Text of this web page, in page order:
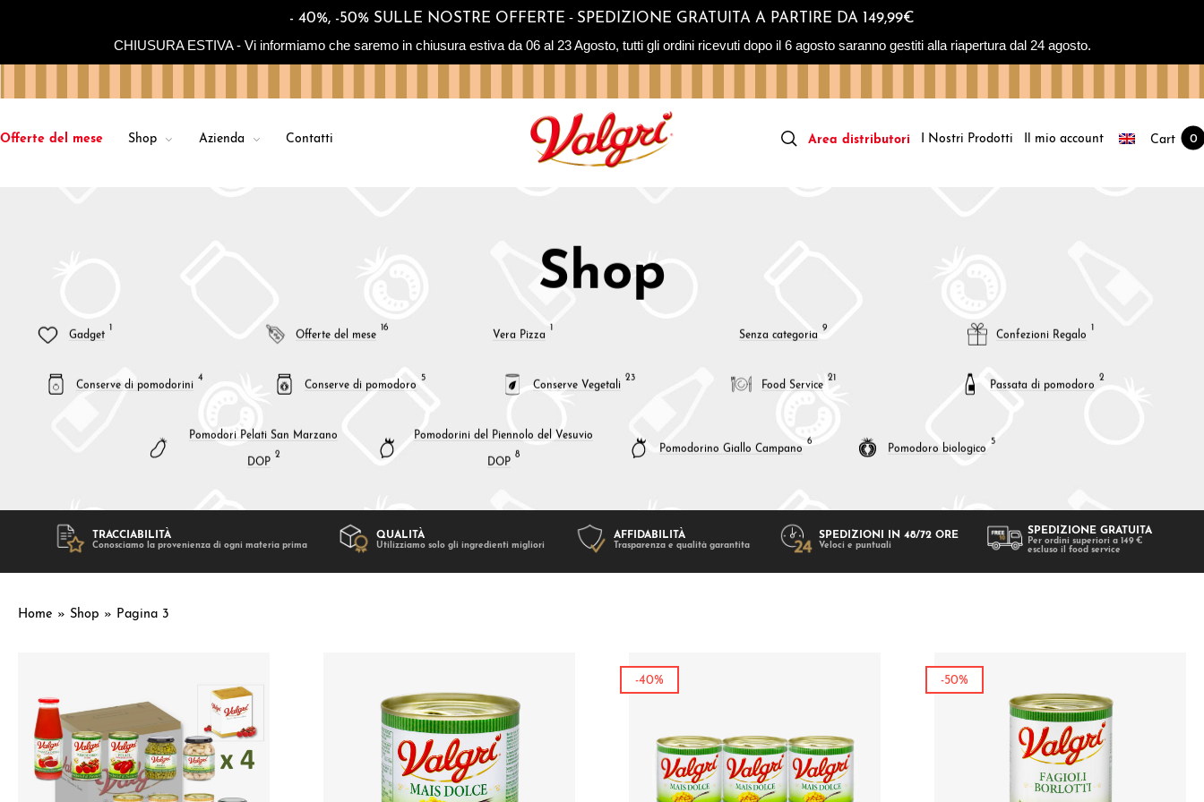
- 40%, -50% SULLE NOSTRE OFFERTE - SPEDIZIONE GRATUITA A PARTIRE DA 149,99€
CHIUSURA ESTIVA - Vi informiamo che saremo in chiusura estiva da 06 al 23 Agosto, tutti gli ordini ricevuti dopo il 6 agosto saranno gestiti alla riapertura dal 24 agosto.
Offerte del mese Shop Azienda Contatti Area distributori I Nostri Prodotti Il mio account Cart 0
Shop
Gadget
1
Offerte del mese
16
Vera Pizza
1
Senza categoria
9
Confezioni Regalo
1
Conserve di pomodorini
4
Conserve di pomodoro
5
Conserve Vegetali
23
Food Service
21
Passata di pomodoro
2
Pomodori Pelati San Marzano
DOP
2
Pomodorini del Piennolo del Vesuvio
DOP
8
Pomodorino Giallo Campano
6
Pomodoro biologico
5
TRACCIABILITÀ
Conosciamo la provenienza di ogni materia prima
QUALITÀ
Utilizziamo solo gli ingredienti migliori
AFFIDABILITÀ
Trasparenza e qualità garantita
SPEDIZIONI IN 48/72 ORE
Veloci e puntuali
SPEDIZIONE GRATUITA
Per ordini superiori a 149 €
escluso il food service
Home » Shop » Pagina 3
-40% -50%